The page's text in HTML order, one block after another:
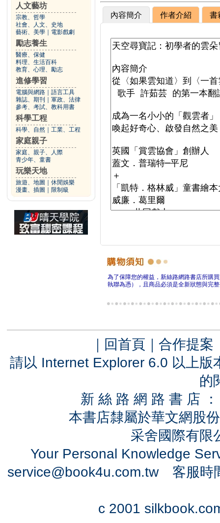
人文藝坊
宗教、哲學
社會、人文、史地
藝術、美學
電影戲劇
勵志養生
醫療、保健
料理、生活百科
教育、心理、勵志
進修學習
電腦與網路
語言工具
雜誌、期刊
軍政、法律
參考、考試、教科用書
科學工程
科學、自然 工業、工程
家庭親子
家庭、親子、人際
青少年、童書
玩樂天地
旅遊、地圖
休閒娛樂
漫畫、插圖
限制級
內容簡介 作者介紹 書
為了保障您的權益，新絲路網路書店所購
執聯為憑），且商品必須是全新狀態與完
｜ 回首頁 ｜ 合作提案
請以 Internet Explorer 6.0 以上
的
新 絲 路 網 路 書 店
本書店隸屬於華文網股
采舍國際有
Your Personal Knowledge
service@book4u.com.tw客服時
c 2001